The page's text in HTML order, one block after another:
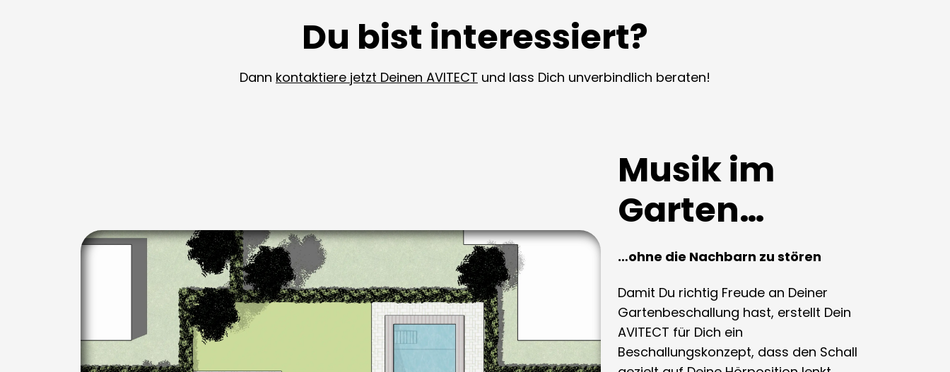
Du bist interessiert?
Dann kontaktiere jetzt Deinen AVITECT und lass Dich unverbindlich beraten!
Musik im
Garten…
…ohne die Nachbarn zu stören
Damit Du richtig Freude an Deiner
Gartenbeschallung hast, erstellt Dein
AVITECT für Dich ein
Beschallungskonzept, dass den Schall